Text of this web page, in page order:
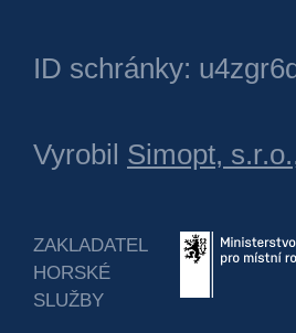
ID schránky:
Vyrobil Simopt, s.r.o.
ZAKLADATEL
HORSKÉ
SLUŽBY